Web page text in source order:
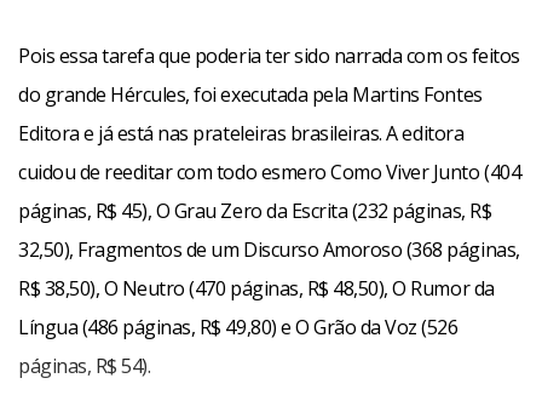
Pois essa tarefa que poderia ter sido narrada com os feitos
do grande Hércules, foi executada pela Martins Fontes
Editora e já está nas prateleiras brasileiras. A editora
cuidou de reeditar com todo esmero Como Viver Junto (404
páginas, R$ 45), O Grau Zero da Escrita (232 páginas, R$
32,50), Fragmentos de um Discurso Amoroso (368 páginas,
R$ 38,50), O Neutro (470 páginas, R$ 48,50), O Rumor da
Língua (486 páginas, R$ 49,80) e O Grão da Voz (526
páginas, R$ 54).